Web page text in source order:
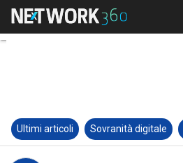
Ultimi articoli Sovranità digitale